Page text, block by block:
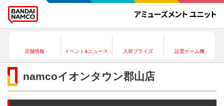
店舗情報 イベント&ニュース 入荷プライズ 設置ゲーム機
namcoイオンタウン郡山店